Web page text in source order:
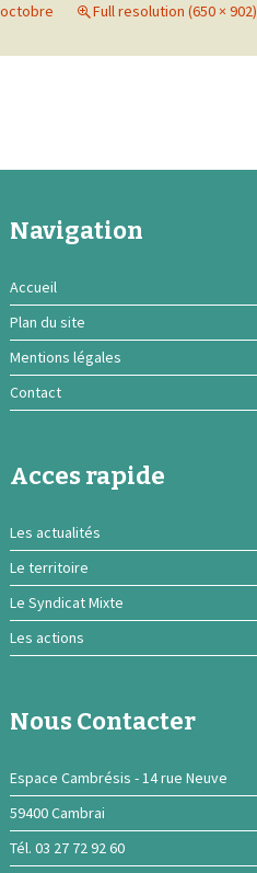
octobre
Full resolution (650 × 902)
Navigation
Accueil
Plan du site
Mentions légales
Contact
Acces rapide
Les actualités
Le territoire
Le Syndicat Mixte
Les actions
Nous Contacter
Espace Cambrésis - 14 rue Neuve
59400 Cambrai
Tél. 03 27 72 92 60